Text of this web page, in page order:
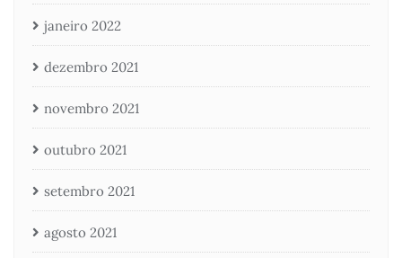
janeiro 2022
dezembro 2021
novembro 2021
outubro 2021
setembro 2021
agosto 2021